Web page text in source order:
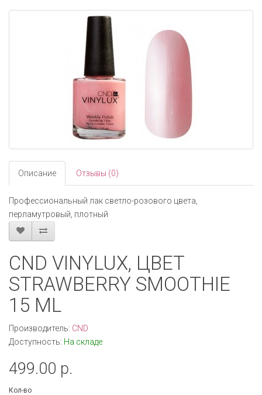
Описание Отзывы (0)
Профессиональный лак светло-розового цвета,
перламутровый, плотный
CND VINYLUX, ЦВЕТ
STRAWBERRY SMOOTHIE
15 ML
Производитель: CND
Доступность: На складе
499.00 р.
Кол-во